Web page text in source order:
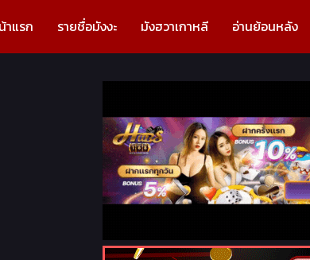
าแรก รายชื่อมังงะ มังฮวาเกาหลี อ่านย้อนหลัง